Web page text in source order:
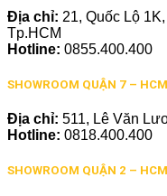
Địa chỉ: 21, Quốc Lộ
Tp.HCM
Hotline: 0855.400.400
SHOWROOM QUẬN 7 – HCM
Địa chỉ: 511, Lê Văn
Hotline: 0818.400.400
SHOWROOM QUẬN 2 –